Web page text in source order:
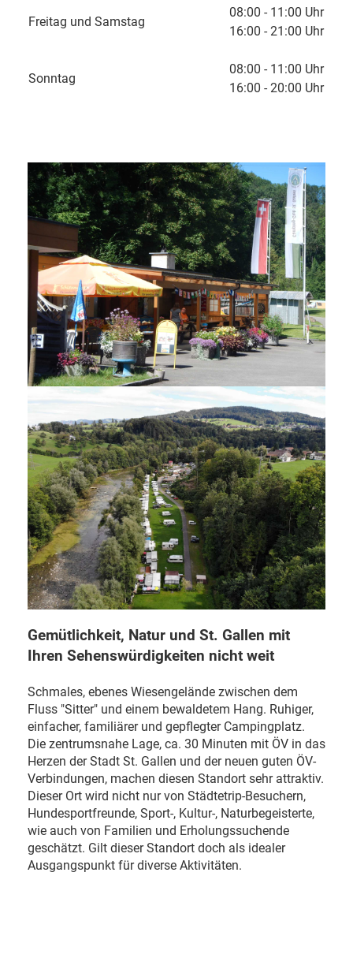
Freitag und Samstag
08:00 - 11:00 Uhr
16:00 - 21:00 Uhr
Sonntag
08:00 - 11:00 Uhr
16:00 - 20:00 Uhr
Gemütlichkeit, Natur und St. Gallen mit
Ihren Sehenswürdigkeiten nicht weit
Schmales, ebenes Wiesengelände zwischen dem
Fluss "Sitter" und einem bewaldetem Hang. Ruhiger,
einfacher, familiärer und gepflegter Campingplatz.
Die zentrumsnahe Lage, ca. 30 Minuten mit ÖV in das
Herzen der Stadt St. Gallen und der neuen guten ÖV-
Verbindungen, machen diesen Standort sehr attraktiv.
Dieser Ort wird nicht nur von Städtetrip-Besuchern,
Hundesportfreunde, Sport-, Kultur-, Naturbegeisterte,
wie auch von Familien und Erholungssuchende
geschätzt. Gilt dieser Standort doch als idealer
Ausgangspunkt für diverse Aktivitäten.